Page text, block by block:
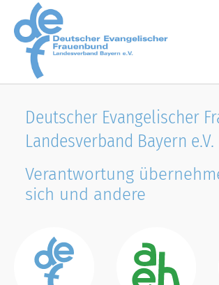
Skip to main content
Deutscher Evangelischer
Landesverband Bayern e.V.
Verantwortung
sich und andere